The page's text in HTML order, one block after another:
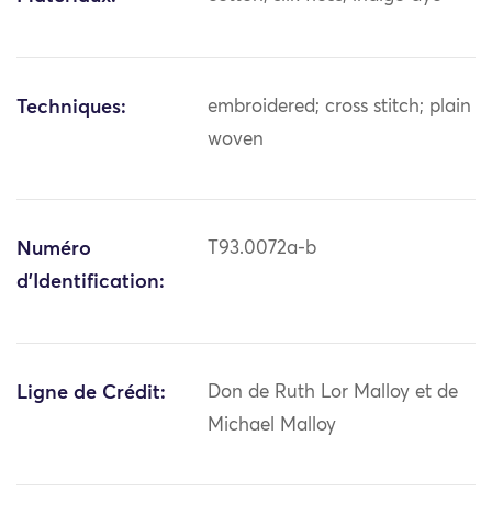
Techniques:
embroidered; cross stitch; plain
woven
Numéro
d'Identification:
T93.0072a-b
Ligne de Crédit:
Don de Ruth Lor Malloy et de
Michael Malloy